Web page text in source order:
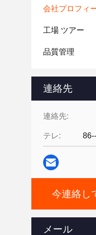
会社プロフィ
工場 ツアー
品質管理
連絡先
連絡先:
テレ:
今連絡し
メール